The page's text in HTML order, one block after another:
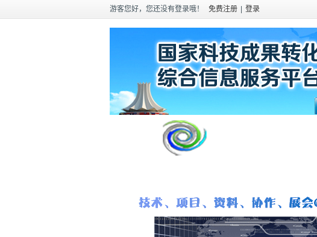
游客您好，您还没有登录哦！ 免费注册 登录